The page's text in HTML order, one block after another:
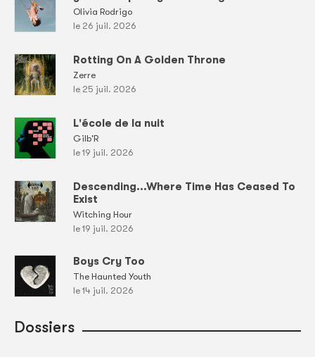
Olivia Rodrigo
le 26 juil. 2026
Rotting On A Golden Throne
Zerre
le 25 juil. 2026
L'école de la nuit
Gilb'R
le 19 juil. 2026
Descending...Where Time Has Ceased To
Exist
Witching Hour
le 19 juil. 2026
Boys Cry Too
The Haunted Youth
le 14 juil. 2026
Dossiers